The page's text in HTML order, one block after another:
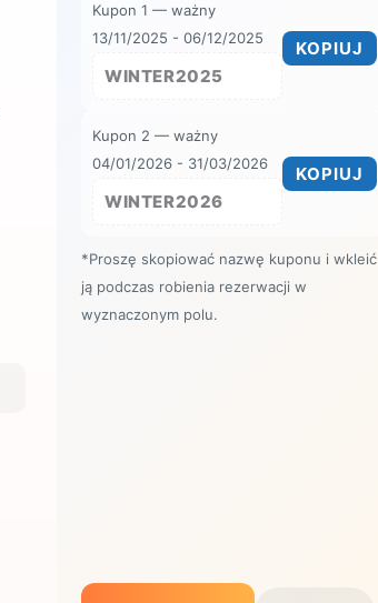
Kupon 1 — ważny
13/11/2025 - 06/12/2025
WINTER2025
KOPIUJ
Kupon 2 — ważny
04/01/2026 - 31/03/2026
WINTER2026
KOPIUJ
*Proszę skopiować nazwę kuponu i wkleić
ją podczas robienia rezerwacji w
wyznaczonym polu.